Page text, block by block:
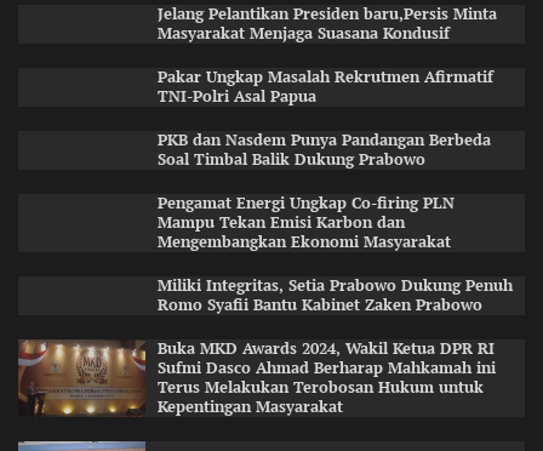
Jelang Pelantikan Presiden baru,Persis Minta
Masyarakat Menjaga Suasana Kondusif
Pakar Ungkap Masalah Rekrutmen Afirmatif
TNI-Polri Asal Papua
PKB dan Nasdem Punya Pandangan Berbeda
Soal Timbal Balik Dukung Prabowo
Pengamat Energi Ungkap Co-firing PLN
Mampu Tekan Emisi Karbon dan
Mengembangkan Ekonomi Masyarakat
Miliki Integritas, Setia Prabowo Dukung Penuh
Romo Syafii Bantu Kabinet Zaken Prabowo
Buka MKD Awards 2024, Wakil Ketua DPR RI
Sufmi Dasco Ahmad Berharap Mahkamah ini
Terus Melakukan Terobosan Hukum untuk
Kepentingan Masyarakat